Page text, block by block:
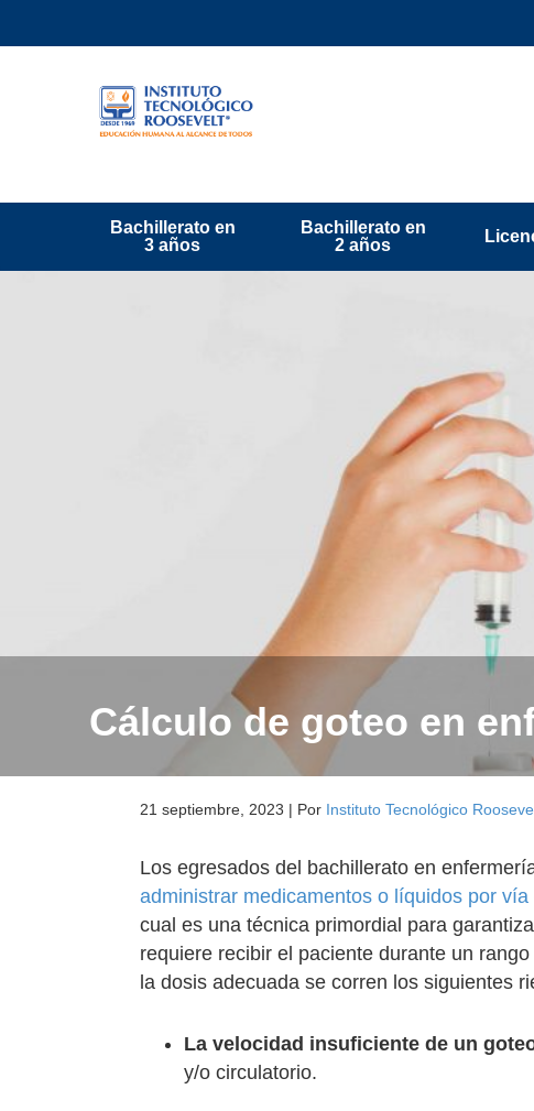
Bachillerato en
3 años
Bachillerato en
2 años
Cálculo de goteo en
21 septiembre, 2023 | Por Instituto Tecnológico
Los egresados del bachillerato en
administrar medicamentos o líquidos por
cual es una técnica primordial para
requiere recibir el paciente durante un
la dosis adecuada se corren los siguientes
La velocidad insuficiente de un
y/o circulatorio.